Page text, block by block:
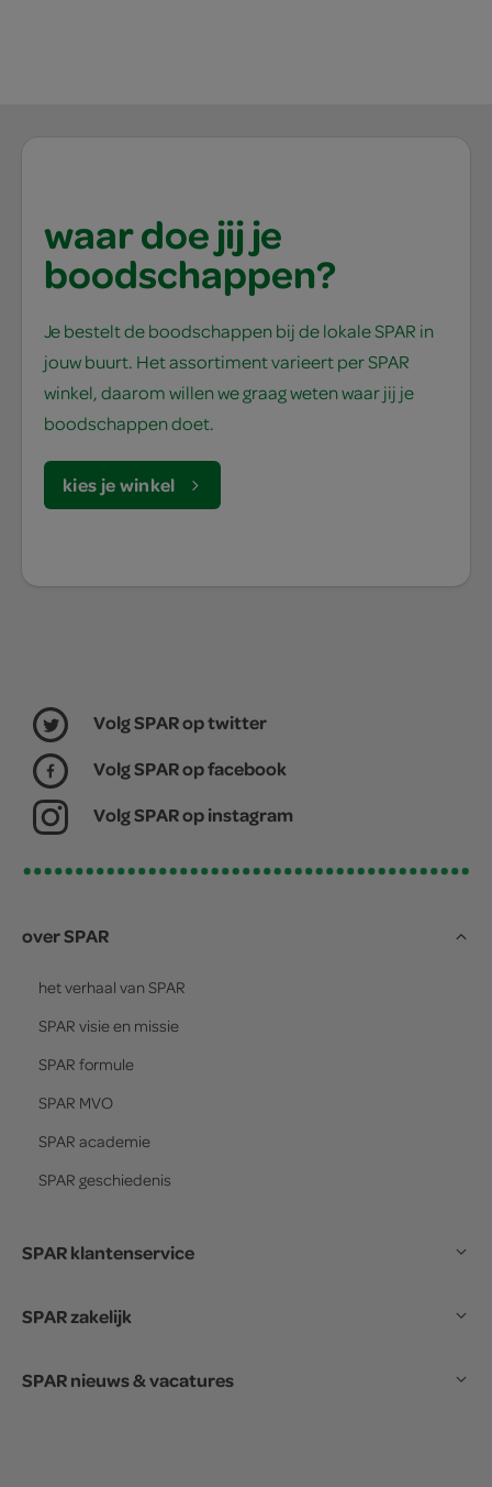
waar doe jij je
boodschappen?
Je bestelt de boodschappen bij de lokale SPAR in
jouw buurt. Het assortiment varieert per SPAR
winkel, daarom willen we graag weten waar jij je
boodschappen doet.
kies je winkel
Volg SPAR op twitter
Volg SPAR op facebook
Volg SPAR op instagram
over SPAR
het verhaal van SPAR
SPAR visie en missie
SPAR formule
SPAR MVO
SPAR academie
SPAR geschiedenis
SPAR klantenservice
SPAR zakelijk
SPAR nieuws & vacatures